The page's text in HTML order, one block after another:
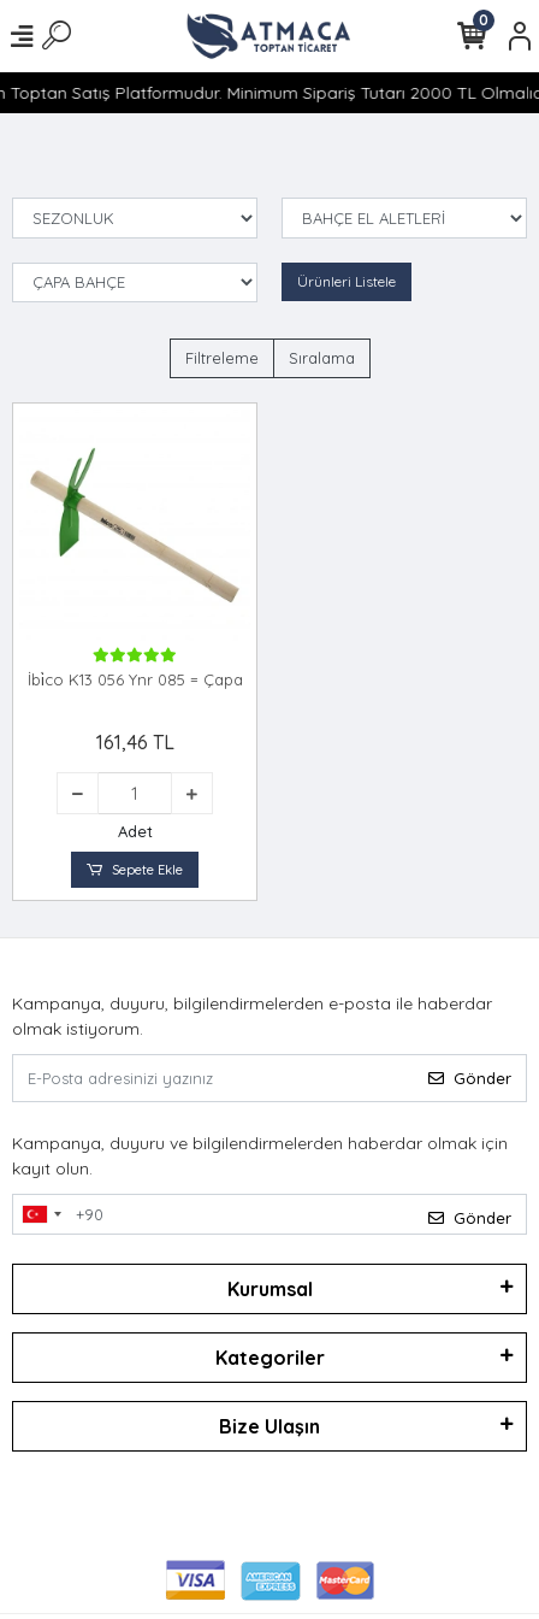
Satış Platformudur. Minimum Sipariş Tutarı 2000 TL
0
Ürünleri Listele
Filtreleme Sıralama
İbi̇co K13 056 Ynr 085 = Çapa
161,46 TL
Adet
Sepete Ekle
Kampanya, duyuru, bilgilendirmelerden e-posta ile haberdar
olmak istiyorum.
Gönder
Kampanya, duyuru ve bilgilendirmelerden haberdar olmak için
kayıt olun.
Gönder
Kurumsal
Kategoriler
Bize Ulaşın